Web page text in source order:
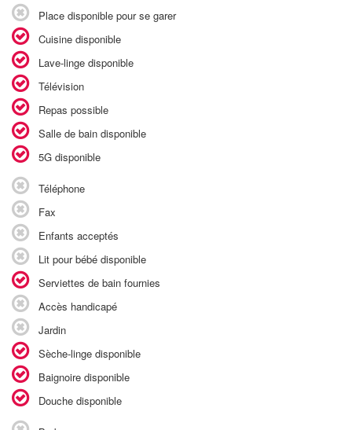
Place disponible pour se garer
Cuisine disponible
Lave-linge disponible
Télévision
Repas possible
Salle de bain disponible
5G disponible
Téléphone
Fax
Enfants acceptés
Lit pour bébé disponible
Serviettes de bain fournies
Accès handicapé
Jardin
Sèche-linge disponible
Baignoire disponible
Douche disponible